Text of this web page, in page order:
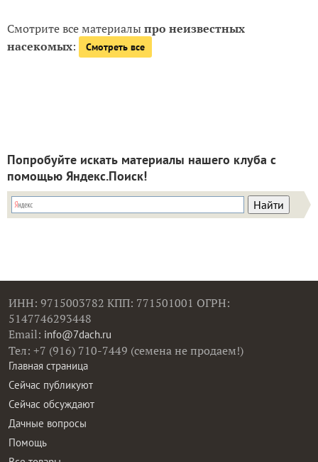
Смотрите все материалыпро неизвестных
насекомых: Смотреть все
Попробуйте искать материалы нашего клуба с
помощью Яндекс.Поиск!
ИНН: 9715003782 КПП: 771501001 ОГРН:
5147746293448
Email: info@7dach.ru
Тел: +7 (916) 710-7449 (семена не продаем!)
Главная страница
Сейчас публикуют
Сейчас обсуждают
Дачные вопросы
Помощь